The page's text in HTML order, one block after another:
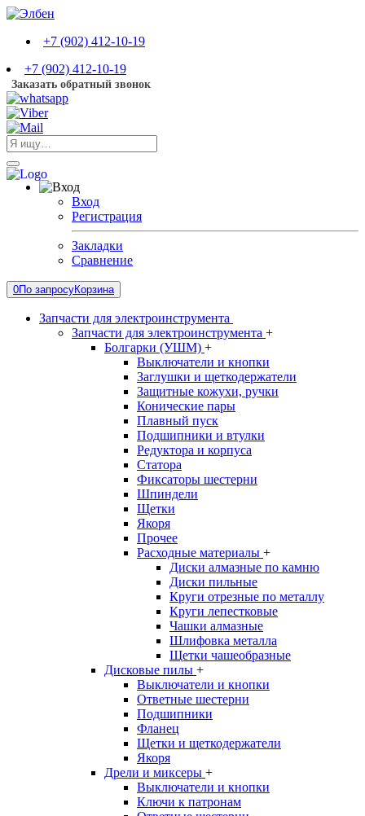
+7 (902) 412-10-19
+7 (902) 412-10-19
Заказать обратный звонок
Вход
Регистрация
Закладки
Сравнение
0По запросуКорзина
Запчасти для электроинструмента
Запчасти для электроинструмента +
Болгарки (УШМ) +
Выключатели и кнопки
Заглушки и щеткодержатели
Защитные кожухи, ручки
Конические пары
Плавный пуск
Подшипники и втулки
Редуктора и корпуса
Статора
Фиксаторы шестерни
Шпиндели
Щетки
Якоря
Прочее
Расходные материалы +
Диски алмазные по камню
Диски пильные
Круги отрезные по металлу
Круги лепестковые
Чашки алмазные
Шлифовка металла
Щетки чашеобразные
Дисковые пилы +
Выключатели и кнопки
Ответные шестерни
Подшипники
Фланец
Щетки и щеткодержатели
Якоря
Дрели и миксеры +
Выключатели и кнопки
Ключи к патронам